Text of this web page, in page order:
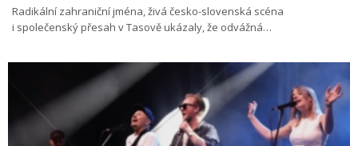
Radikální zahraniční jména, živá česko-slovenská scéna
i společenský přesah v Tasově ukázaly, že odvážná…